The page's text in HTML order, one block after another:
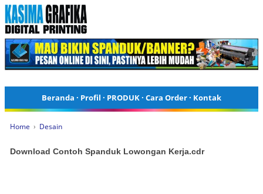
Beranda · Profil · PRODUK· Cara Order· Kontak
Home › Desain
Download Contoh Spanduk Lowongan Kerja.cdr